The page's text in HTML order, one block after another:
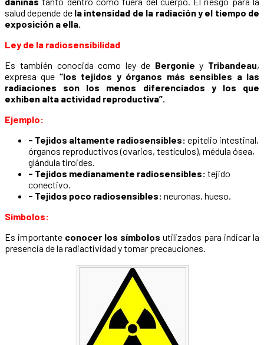
salud depende de la intensidad de la radiación y el tiempo de
exposición a ella.
Ley de la radiosensibilidad
Es también conocida como ley de Bergonie y Tribandeau,
expresa que “los tejidos y órganos más sensibles a las
radiaciones son los menos diferenciados y los que
exhiben alta actividad reproductiva”.
Ejemplo:
- Tejidos altamente radiosensibles: epitelio intestinal,
órganos reproductivos (ovarios, testículos), médula ósea,
glándula tiroides.
- Tejidos medianamente radiosensibles: tejido
conectivo.
- Tejidos poco radiosensibles: neuronas, hueso.
Símbolos:
Es importante conocer los símbolos utilizados para indicar la
presencia de la radiactividad y tomar precauciones.